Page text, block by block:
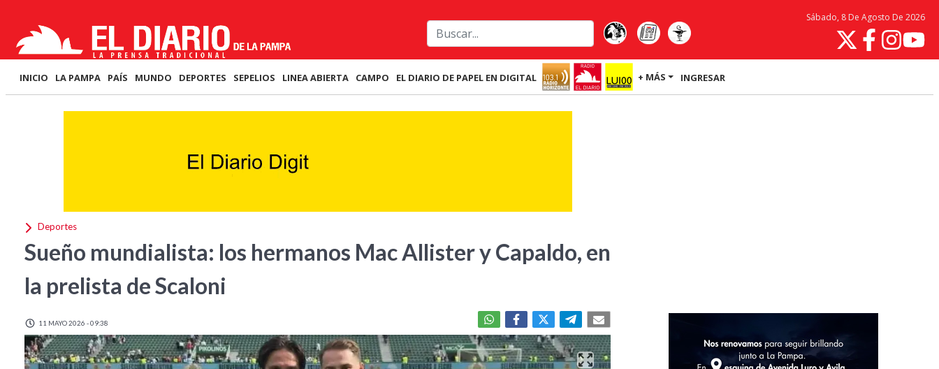
Sábado, 8 De Agosto De 2026
INICIO LA PAMPA PAÍS MUNDO DEPORTES SEPELIOS LINEA ABIERTA CAMPO EL DIARIO DE PAPEL EN DIGITAL + MÁS INGRESAR
Deportes
Sueño mundialista: los hermanos Mac Allister y Capaldo, en
la prelista de Scaloni
11 MAYO 2026 - 09:38